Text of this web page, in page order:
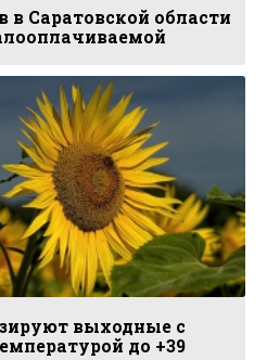
в Саратовской области
выходные с
до +39